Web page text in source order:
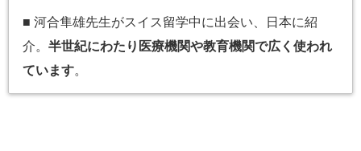
■ 河合隼雄先生がスイス留学中に出会い、日本に紹
介。半世紀にわたり医療機関や教育機関で広く使われ
ています。